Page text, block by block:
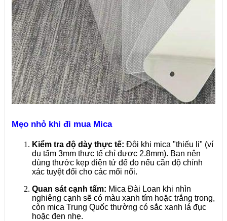
Mẹo nhỏ khi đi mua Mica
Kiểm tra độ dày thực tế: Đôi khi mica "thiếu li" (ví
dụ tấm 3mm thực tế chỉ được 2.8mm). Bạn nên
dùng thước kẹp điện tử để đo nếu cần độ chính
xác tuyệt đối cho các mối nối.
Quan sát cạnh tấm: Mica Đài Loan khi nhìn
nghiêng cạnh sẽ có màu xanh tím hoặc trắng trong,
còn mica Trung Quốc thường có sắc xanh lá đục
hoặc đen nhẹ.